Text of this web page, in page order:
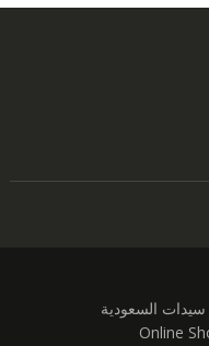
السعودية
Online